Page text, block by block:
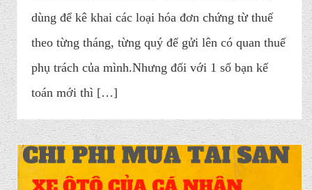
dùng để kê khai các loại hóa đơn chứng từ thuế
theo từng tháng, từng quý để gửi lên có quan thuế
phụ trách của mình.Nhưng đối với 1 số bạn kế
toán mới thì […]